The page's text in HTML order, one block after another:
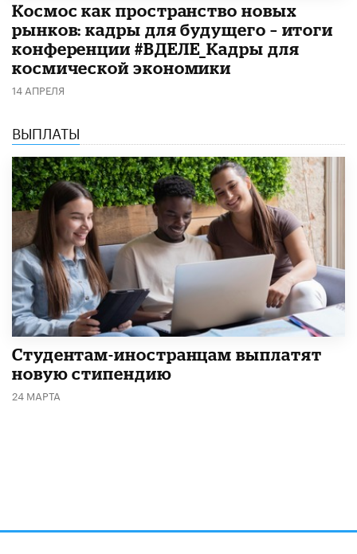
Космос как пространство новых
рынков: кадры для будущего – итоги
конференции #ВДЕЛЕ_Кадры для
космической экономики
14 АПРЕЛЯ
ВЫПЛАТЫ
Студентам-иностранцам выплатят
новую стипендию
24 МАРТА